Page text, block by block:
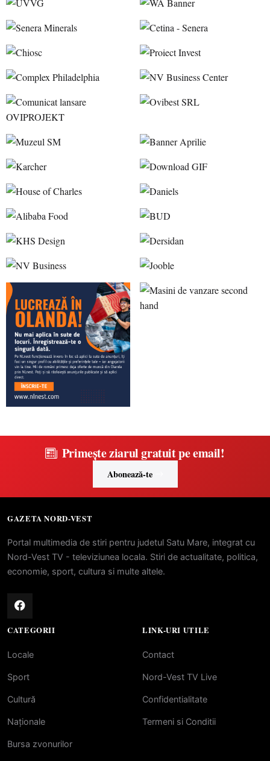
Primește ziarul gratuit pe email!
Abonează-te
GAZETA NORD-VEST
Portal multimedia de stiri pentru judetul Satu Mare, integrat cu
Nord-Vest TV - televiziunea locala. Stiri de actualitate, politica,
economie, sport, cultura si multe altele.
CATEGORII
Locale
Sport
Cultură
Naționale
Bursa zvonurilor
LINK-URI UTILE
Contact
Nord-Vest TV Live
Confidentialitate
Termeni si Conditii